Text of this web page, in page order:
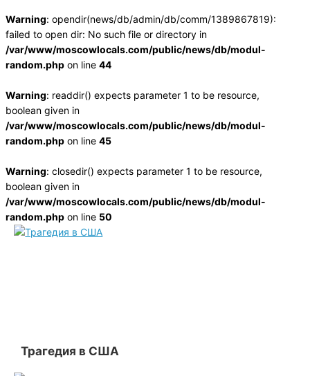
Warning: opendir(news/db/admin/db/comm/1389867819):
failed to open dir: No such file or directory in
/var/www/moscowlocals.com/public/news/db/modul-
random.phpon line 44
Warning: readdir() expects parameter 1 to be resource,
boolean given in
/var/www/moscowlocals.com/public/news/db/modul-
random.phpon line 45
Warning: closedir() expects parameter 1 to be resource,
boolean given in
/var/www/moscowlocals.com/public/news/db/modul-
random.phpon line 50
Трагедия в США